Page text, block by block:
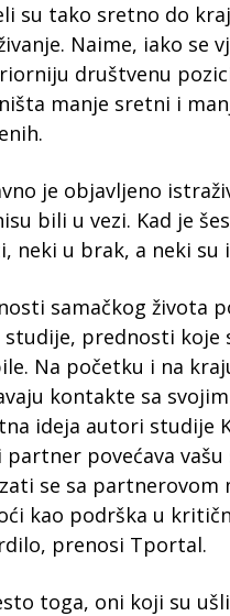
su tako sretno do
Naime, iako se
društvenu
manje sretni i
je objavljeno
bili u vezi. Kad je
neki u brak, a neki
samačkog života
studije, prednosti koje
Na početku i na
kontakte sa
ideja autori studije
partner povećava
se sa
kao podrška u
prenosi Tportal.
toga, oni koji su